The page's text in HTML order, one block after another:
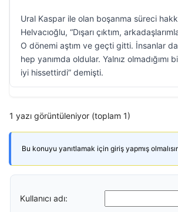
Ural Kaspar ile olan boşanma süreci
Helvacıoğlu, “Dışarı çıktım,
O dönemi aştım ve geçti gitti. İnsanlar
hep yanımda oldular. Yalnız olmadığımı
iyi hissettirdi” demişti.
1 yazı görüntüleniyor (toplam 1)
Bu konuyu yanıtlamak için giriş yapmış
Kullanıcı adı: